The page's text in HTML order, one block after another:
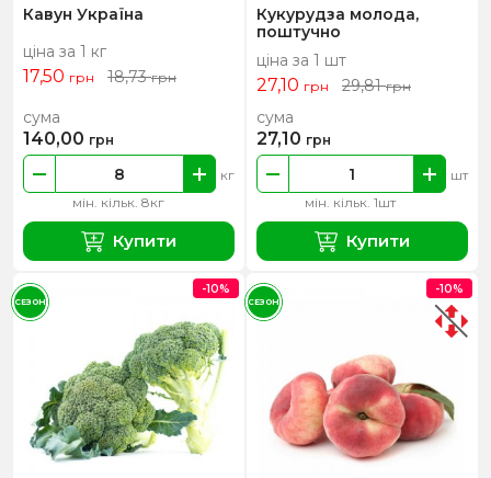
Кавун Україна
ціна за 1 кг
17,50 грн 18,73грн
мін. кільк. 8кг
кг
сума
140,00 грн
Купити
Кукурудза молода,
поштучно
ціна за 1 шт
27,10 грн 29,81грн
мін. кільк. 1шт
шт
сума
27,10 грн
Купити
-10%
СЕЗОН
-10%
СЕЗОН